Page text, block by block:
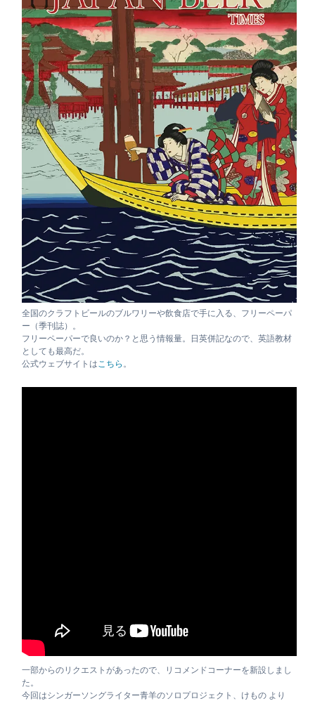
全国のクラフトビールのブルワリーや飲食店で手に入る、フリーペーパ
ー（季刊誌）。
フリーペーパーで良いのか？と思う情報量。日英併記なので、英語教材
としても最高だ。
公式ウェブサイトは こちら 。
一部からのリクエストがあったので、リコメンドコーナーを新設しまし
た。
今回はシンガーソングライター青羊のソロプロジェクト、けもの より